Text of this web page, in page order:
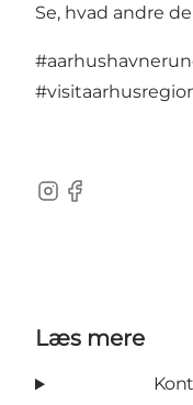
Se, hvad andre
Instagram
Facebook
Læs mere